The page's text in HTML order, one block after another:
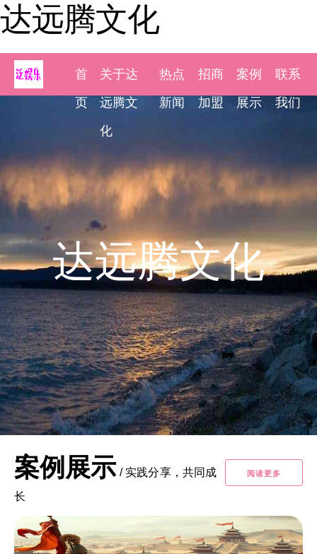
达远腾文化
首
页
关于达
远腾文
化
热点
新闻
招商
加盟
案例
展示
联系
我们
达远腾文化
案例展示 / 实践分享，共同成
长
阅读更多